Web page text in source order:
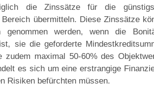
die Zinssätze für die
übermitteln. Diese Zinssätze
genommen werden, wenn die
sie die geforderte
zudem maximal 50-60% des
es sich um eine erstrangige
Risiken befürchten müssen.